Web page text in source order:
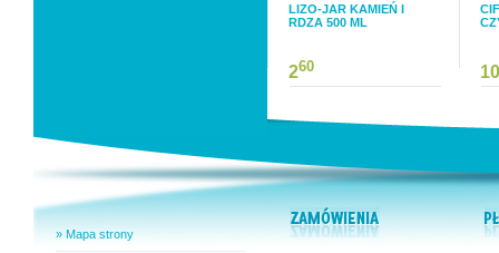
LIZO-JAR KAMIEŃ I
RDZA 500 ML
260 10
» Mapa strony